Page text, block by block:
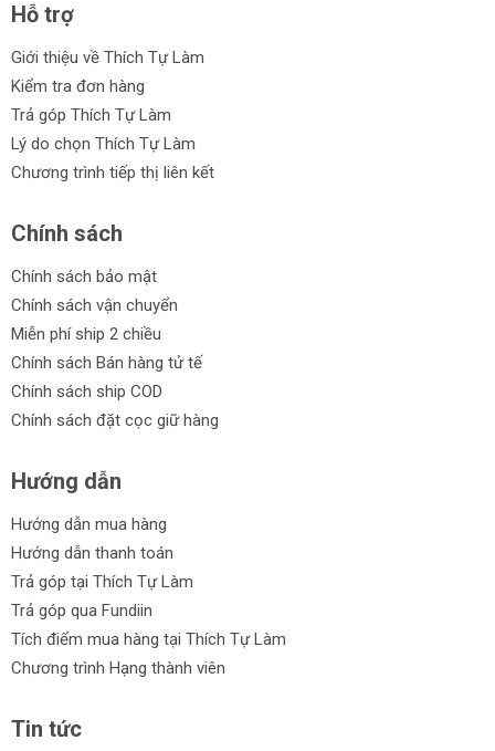
Ưu điểm của máy đo khoảng cách:
Chính xác và chất lượng cao
Đa chức năng và tiện dụng
Thiết kế nhỏ gọn và dễ sử dụng
Hiển thị kết quả nhanh chóng
Độ bền và độ tin cậy cao
Cam kết từ Thích Tự Làm:
Với danh mục máy đo khoảng cách từ DCA, Total, Meifeng và
Akko Star, Thích Tự Làm cam kết:
Sản phẩm chính hãng
Giá cả phải chăng
Hỗ trợ trả góp linh hoạt
Chính sách đổi trả trong vòng 30 ngày
Hãy khám phá và mua ngay sản phẩm máy đo khoảng cách từ
Thích Tự Làm!
Hỗ trợ
Giới thiệu về Thích Tự Làm
Kiểm tra đơn hàng
Trả góp Thích Tự Làm
Lý do chọn Thích Tự Làm
Chương trình tiếp thị liên kết
Chính sách
Chính sách bảo mật
Chính sách vận chuyển
Miễn phí ship 2 chiều
Chính sách Bán hàng tử tế
Chính sách ship COD
Chính sách đặt cọc giữ hàng
Hướng dẫn
Hướng dẫn mua hàng
Hướng dẫn thanh toán
Trả góp tại Thích Tự Làm
Trả góp qua Fundiin
Tích điểm mua hàng tại Thích Tự Làm
Chương trình Hạng thành viên
Tin tức